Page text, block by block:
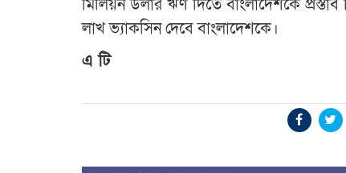
মিলিয়ন ডলার ঋণ দিতে বাংলাদেশকে প্রস্তাব
লাখ ভ্যাকসিন দেবে বাংলাদেশকে।
এ টি